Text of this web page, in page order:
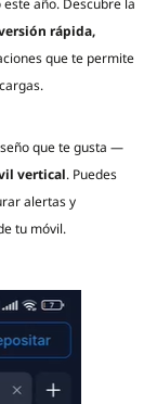
rápida,
que te permite
que te gusta —
vertical. Puedes
alertas y
tu móvil.